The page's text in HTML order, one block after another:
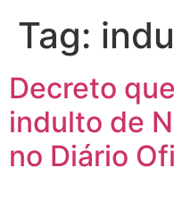
Tag:
Decreto
indulto de
no Diário